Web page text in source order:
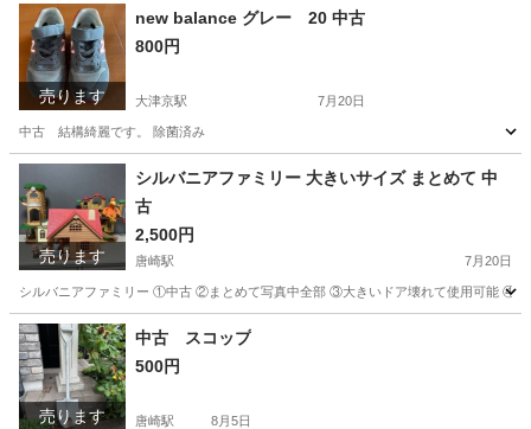
滋賀 大津市 その他 ダンボール
売ります
new balance グレー 20 中古
800円
大津京駅 7月20日
中古 結構綺麗です。 除菌済み
滋賀 大津市 大津京駅 new balance
売ります
シルバニアファミリー 大きいサイズ まとめて 中
古
2,500円
唐崎駅 7月20日
シルバニアファミリー ①中古 ②まとめて写真中全部 ③大きいドア壊れて使用可能 ④
滋賀 大津市 唐崎駅 おもちゃ
売ります
中古 スコップ
500円
唐崎駅 8月5日